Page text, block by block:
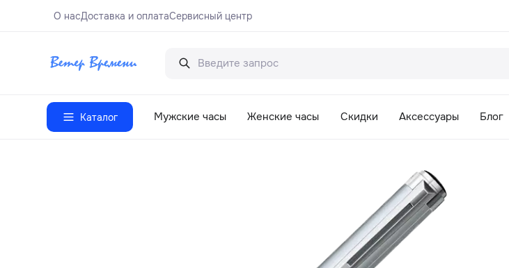
О насДоставка и оплатаСервисный центр
Каталог Мужские часы Женские часы Скидки Аксессуары Блог